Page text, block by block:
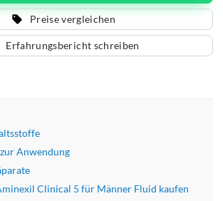
Preise vergleichen
Erfahrungsbericht schreiben
Anwendung
Clinical 5 für Männer Fluid kaufen